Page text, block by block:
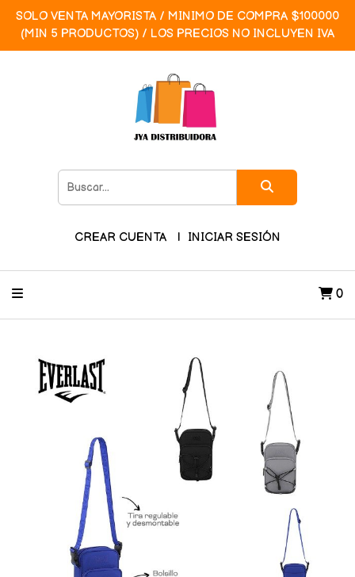
SOLO VENTA MAYORISTA / MINIMO DE COMPRA $100000
(MIN 5 PRODUCTOS) / LOS PRECIOS NO INCLUYEN IVA
CREAR CUENTA INICIAR SESIÓN
0